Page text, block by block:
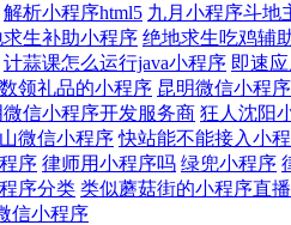
解析小程序html5 九月小程序斗地
生补助小程序 绝地求生吃鸡辅
计蒜课怎么运行java小程序 即速
领礼品的小程序 昆明微信小程
微信小程序开发服务商 狂人沈阳
微信小程序 快站能不能接入小
序 律师用小程序吗 绿兜小程序
序分类 类似蘑菇街的小程序直
信小程序